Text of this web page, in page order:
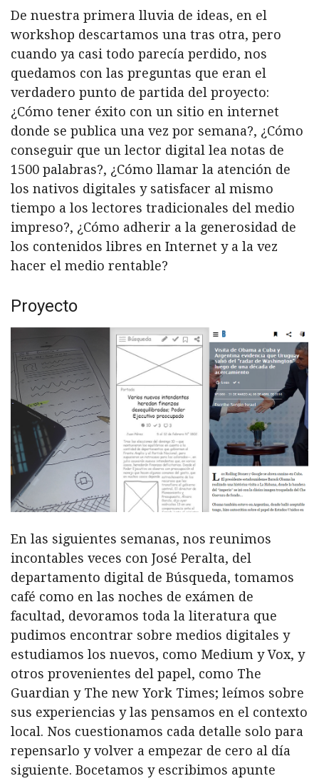
De nuestra primera lluvia de ideas, en el
workshop descartamos una tras otra, pero
cuando ya casi todo parecía perdido, nos
quedamos con las preguntas que eran el
verdadero punto de partida del proyecto:
¿Cómo tener éxito con un sitio en internet
donde se publica una vez por semana?, ¿Cómo
conseguir que un lector digital lea notas de
1500 palabras?, ¿Cómo llamar la atención de
los nativos digitales y satisfacer al mismo
tiempo a los lectores tradicionales del medio
impreso?, ¿Cómo adherir a la generosidad de
los contenidos libres en Internet y a la vez
hacer el medio rentable?
Proyecto
En las siguientes semanas, nos reunimos
incontables veces con José Peralta, del
departamento digital de Búsqueda, tomamos
café como en las noches de exámen de
facultad, devoramos toda la literatura que
pudimos encontrar sobre medios digitales y
estudiamos los nuevos, como Medium y Vox, y
otros provenientes del papel, como The
Guardian y The new York Times; leímos sobre
sus experiencias y las pensamos en el contexto
local. Nos cuestionamos cada detalle solo para
repensarlo y volver a empezar de cero al día
siguiente. Bocetamos y escribimos apunte